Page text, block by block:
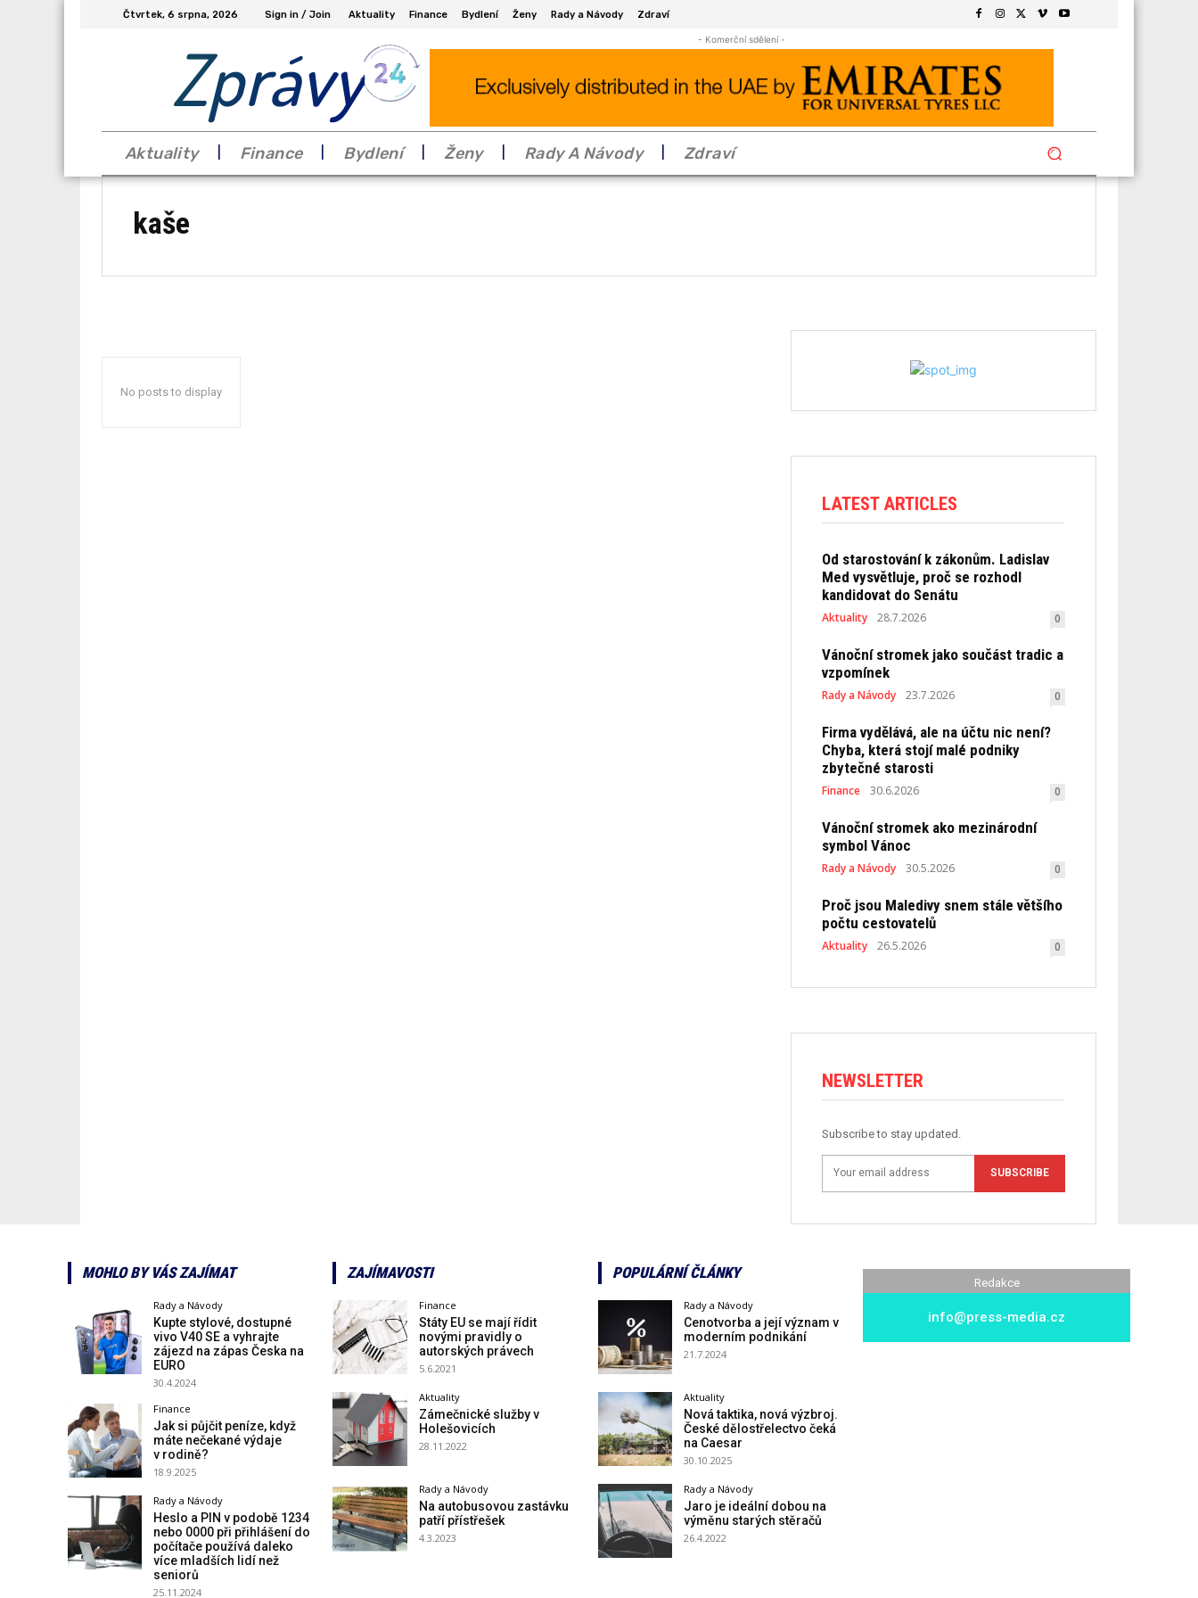
Čtvrtek, 6 srpna, 2026 Sign in / Join Aktuality Finance Bydlení Ženy Rady a Návody Zdraví
Zprávy - Komerční sdělení -
Aktuality Finance Bydlení Ženy Rady A Návody Zdraví
kaše
No posts to display
LATEST ARTICLES
Od starostování k zákonům. Ladislav
Med vysvětluje, proč se rozhodl
kandidovat do Senátu
Aktuality 28.7.2026 0
Vánoční stromek jako součást tradic a
vzpomínek
Rady a Návody 23.7.2026 0
Firma vydělává, ale na účtu nic není?
Chyba, která stojí malé podniky
zbytečné starosti
Finance 30.6.2026 0
Vánoční stromek ako mezinárodní
symbol Vánoc
Rady a Návody 30.5.2026 0
Proč jsou Maledivy snem stále většího
počtu cestovatelů
Aktuality 26.5.2026 0
NEWSLETTER
Subscribe to stay updated.
SUBSCRIBE
MOHLO BY VÁS ZAJÍMAT
Rady a Návody
Kupte stylové, dostupné
vivo V40 SE a vyhrajte
zájezd na zápas Česka na
EURO
30.4.2024
Finance
Jak si půjčit peníze, když
máte nečekané výdaje
v rodině?
18.9.2025
Rady a Návody
Heslo a PIN v podobě 1234
nebo 0000 při přihlášení do
počítače používá daleko
více mladších lidí než
seniorů
25.11.2024
ZAJÍMAVOSTI
Finance
Státy EU se mají řídit
novými pravidly o
autorských právech
5.6.2021
Aktuality
Zámečnické služby v
Holešovicích
28.11.2022
Rady a Návody
Na autobusovou zastávku
patří přístřešek
4.3.2023
POPULÁRNÍ ČLÁNKY
Rady a Návody
Cenotvorba a její význam v
moderním podnikání
21.7.2024
Aktuality
Nová taktika, nová výzbroj.
České dělostřelectvo čeká
na Caesar
30.10.2025
Rady a Návody
Jaro je ideální dobou na
výměnu starých stěračů
26.4.2022
Redakce
info@press-media.cz